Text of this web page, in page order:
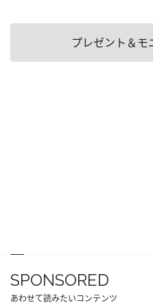
プレゼント＆モ
SPONSORED
あわせて読みたいコンテンツ